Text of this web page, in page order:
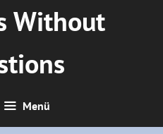
Without
Menü